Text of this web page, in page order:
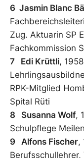
6 Jasmin Blanc
Zug. Aktuarin SP
Fachkommission
7 Edi Krüttli,
RPK-Mitglied
Spital Rüti
8 Susanna Wolf,
Schulpflege
9 Alfons Fischer,